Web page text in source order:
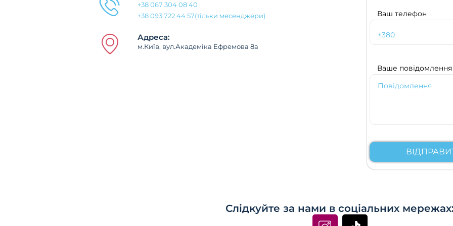
+38 067 304 08 40
+38 093 722 44 57(тільки месенджери)
Адреса:
м.Київ, вул.Академіка Ефремова 8а
Ваш телефон
Ваше повідомлення
Слідкуйте за нами в соціальних
I
T